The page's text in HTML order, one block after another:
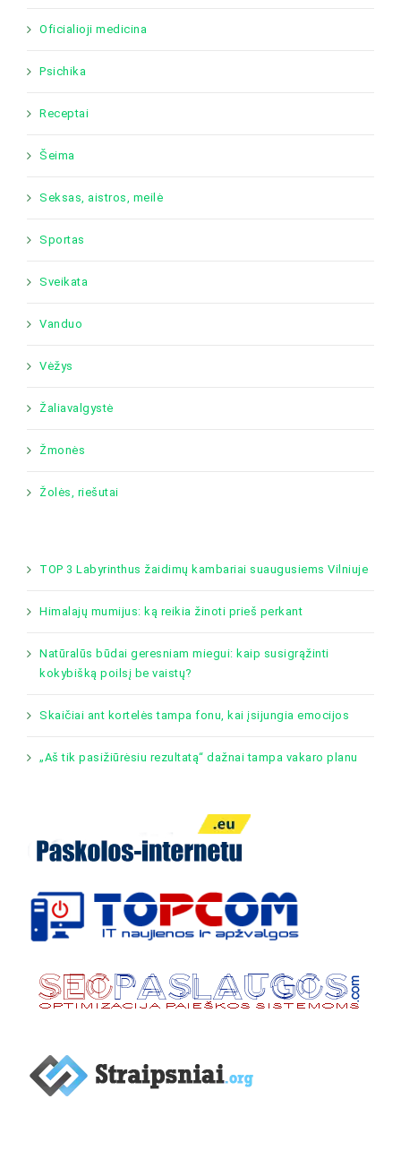
Oficialioji medicina
Psichika
Receptai
Šeima
Seksas, aistros, meilė
Sportas
Sveikata
Vanduo
Vėžys
Žaliavalgystė
Žmonės
Žolės, riešutai
TOP 3 Labyrinthus žaidimų kambariai suaugusiems Vilniuje
Himalajų mumijus: ką reikia žinoti prieš perkant
Natūralūs būdai geresniam miegui: kaip susigrąžinti
kokybišką poilsį be vaistų?
Skaičiai ant kortelės tampa fonu, kai įsijungia emocijos
„Aš tik pasižiūrėsiu rezultatą“ dažnai tampa vakaro planu